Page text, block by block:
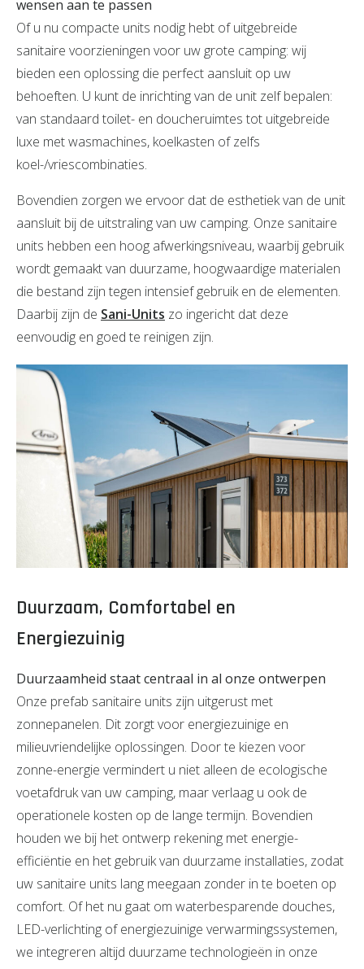
wensen aan te passen
Of u nu compacte units nodig hebt of uitgebreide
sanitaire voorzieningen voor uw grote camping: wij
bieden een oplossing die perfect aansluit op uw
behoeften. U kunt de inrichting van de unit zelf bepalen:
van standaard toilet- en doucheruimtes tot uitgebreide
luxe met wasmachines, koelkasten of zelfs
koel-/vriescombinaties.
Bovendien zorgen we ervoor dat de esthetiek van de unit
aansluit bij de uitstraling van uw camping. Onze sanitaire
units hebben een hoog afwerkingsniveau, waarbij gebruik
wordt gemaakt van duurzame, hoogwaardige materialen
die bestand zijn tegen intensief gebruik en de elementen.
Daarbij zijn de Sani-Units zo ingericht dat deze
eenvoudig en goed te reinigen zijn.
Duurzaam, Comfortabel en
Energiezuinig
Duurzaamheid staat centraal in al onze ontwerpen
Onze prefab sanitaire units zijn uitgerust met
zonnepanelen. Dit zorgt voor energiezuinige en
milieuvriendelijke oplossingen. Door te kiezen voor
zonne-energie vermindert u niet alleen de ecologische
voetafdruk van uw camping, maar verlaag u ook de
operationele kosten op de lange termijn. Bovendien
houden we bij het ontwerp rekening met energie-
efficiëntie en het gebruik van duurzame installaties, zodat
uw sanitaire units lang meegaan zonder in te boeten op
comfort. Of het nu gaat om waterbesparende douches,
LED-verlichting of energiezuinige verwarmingssystemen,
we integreren altijd duurzame technologieën in onze